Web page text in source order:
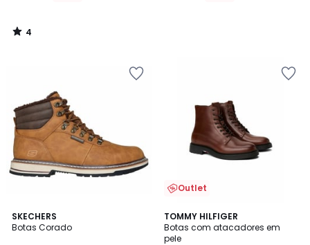
4
/
SKECHERS
Botas Corado
Outlet
TOMMY HILFIGER
Botas com atacadores em
pele